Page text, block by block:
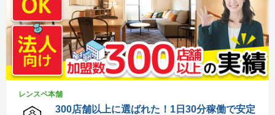
レンスペ本舗
300店舗以上に選ばれた！1日30分稼働で安定